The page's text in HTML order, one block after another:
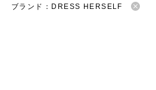
ブランド：DRESS HERSELF